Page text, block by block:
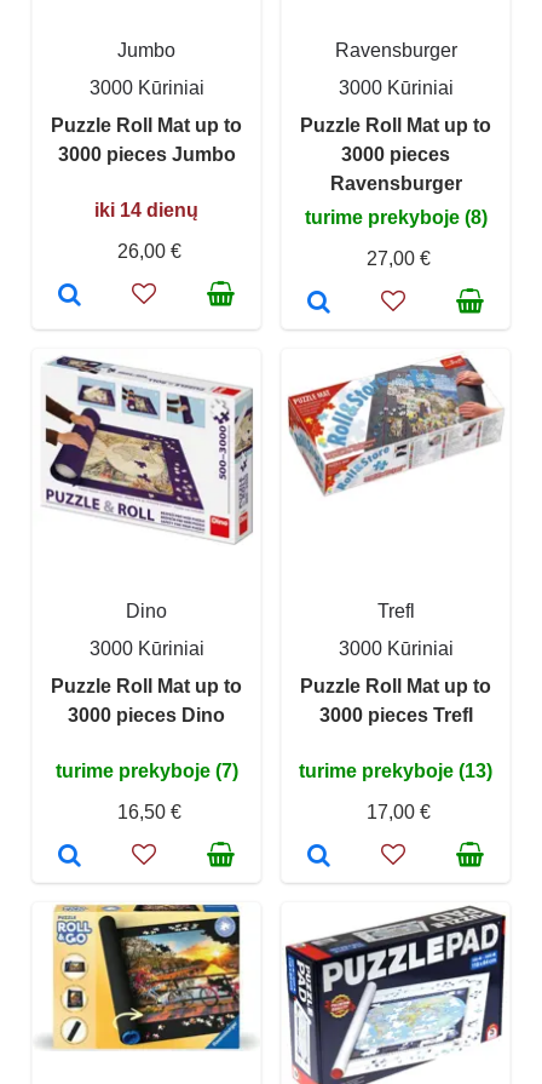
Jumbo
3000 Kūriniai
Puzzle Roll Mat up to
3000 pieces Jumbo
iki 14 dienų
26,00 €
Ravensburger
3000 Kūriniai
Puzzle Roll Mat up to
3000 pieces
Ravensburger
turime prekyboje (8)
27,00 €
Dino
3000 Kūriniai
Puzzle Roll Mat up to
3000 pieces Dino
turime prekyboje (7)
16,50 €
Trefl
3000 Kūriniai
Puzzle Roll Mat up to
3000 pieces Trefl
turime prekyboje (13)
17,00 €